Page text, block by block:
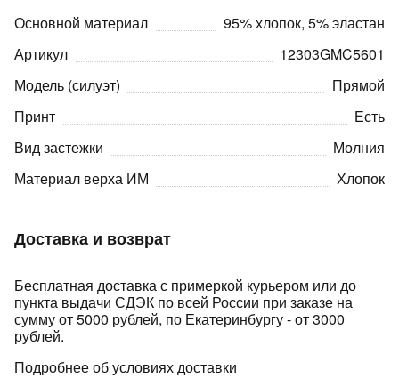
Доставка и возврат
Бесплатная доставка с примеркой курьером или до
пункта выдачи СДЭК по всей России при заказе на
сумму от 5000 рублей, по Екатеринбургу - от 3000
рублей.
Подробнее об условиях доставки
Основной материал
95% хлопок, 5% эластан
Артикул
12303GMC5601
Модель (силуэт)
Прямой
Принт
Есть
Вид застежки
Молния
Материал верха ИМ
Хлопок